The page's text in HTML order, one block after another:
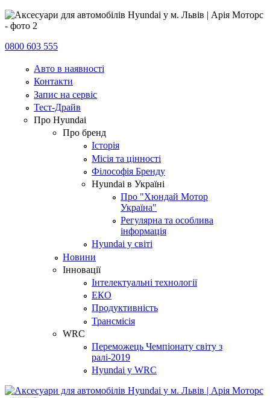
0800 603 555
Авто в наявності
Контакти
Запис на сервіс
Тест-Драйв
Про Hyundai
Про бренд
Історія
Місія та цінності
Філософія Бренду
Hyundai в Україні
Про "Хюндай Мотор
Україна"
Регулярна та особлива
інформація
Hyundai у світі
Новини
Інновації
Інтелектуальні технології
ЕКО
Продуктивність
Трансмісія
WRC
Переможець Чемпіонату світу з
ралі-2019
Hyundai у WRC